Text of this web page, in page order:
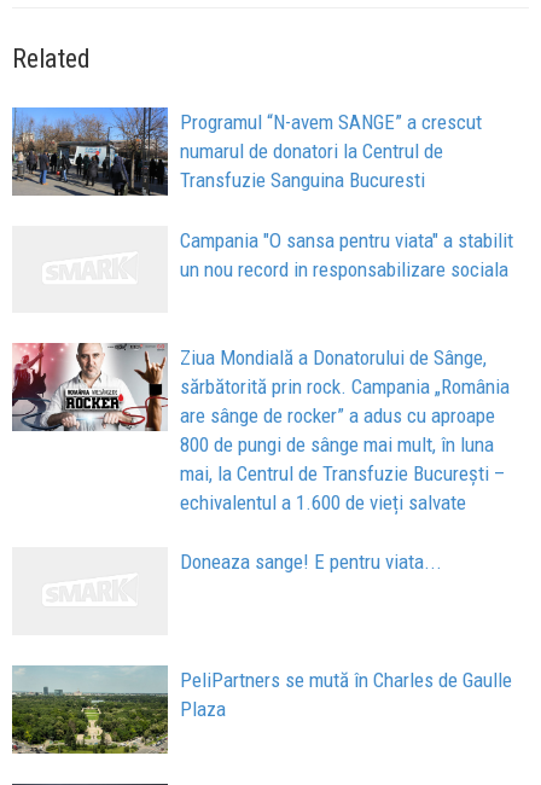
Related
Programul “N-avem SANGE” a crescut
numarul de donatori la Centrul de
Transfuzie Sanguina Bucuresti
Campania "O sansa pentru viata" a stabilit
un nou record in responsabilizare sociala
Ziua Mondială a Donatorului de Sânge,
sărbătorită prin rock. Campania „România
are sânge de rocker” a adus cu aproape
800 de pungi de sânge mai mult, în luna
mai, la Centrul de Transfuzie București –
echivalentul a 1.600 de vieți salvate
Doneaza sange! E pentru viata...
PeliPartners se mută în Charles de Gaulle
Plaza